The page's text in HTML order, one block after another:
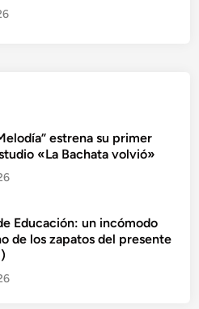
estrena su primer
«La Bachata volvió»
Educación: un incómodo
de los zapatos del presente